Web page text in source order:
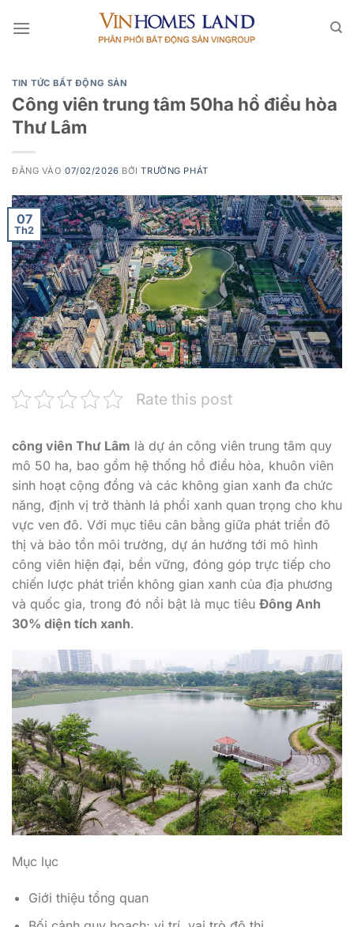
qua
TIN TỨC BẤT ĐỘNG SẢN
Công viên trung tâm 50ha hồ điều hòa
Thư Lâm
ĐĂNG VÀO07/02/2026 BỞITRƯỜNG PHÁT
07
Th2
Rate this post
công viên Thư Lâm là dự án công viên trung tâm quy
mô 50 ha, bao gồm hệ thống hồ điều hòa, khuôn viên
sinh hoạt cộng đồng và các không gian xanh đa chức
năng, định vị trở thành lá phổi xanh quan trọng cho khu
vực ven đô. Với mục tiêu cân bằng giữa phát triển đô
thị và bảo tồn môi trường, dự án hướng tới mô hình
công viên hiện đại, bền vững, đóng góp trực tiếp cho
chiến lược phát triển không gian xanh của địa phương
và quốc gia, trong đó nổi bật là mục tiêu Đông Anh
30% diện tích xanh.
Mục lục
Giới thiệu tổng quan